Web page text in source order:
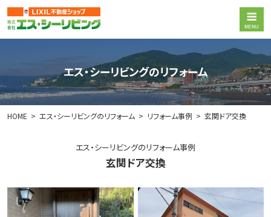
エス・シーリビングのリフォーム
HOME エス・シーリビングのリフォーム リフォーム事例 玄関ドア交換
エス・シーリビングのリフォーム事例
玄関ドア交換